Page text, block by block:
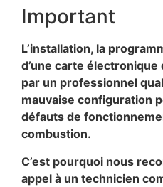
Important
L’installation, la
d’une carte
par un professionnel
mauvaise configuration
défauts de
combustion.
C’est pourquoi nous
appel à un technicien